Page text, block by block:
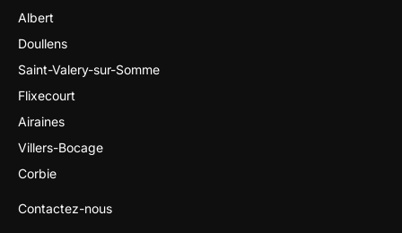
Albert
Doullens
Saint-Valery-sur-Somme
Flixecourt
Airaines
Villers-Bocage
Corbie
Contactez-nous